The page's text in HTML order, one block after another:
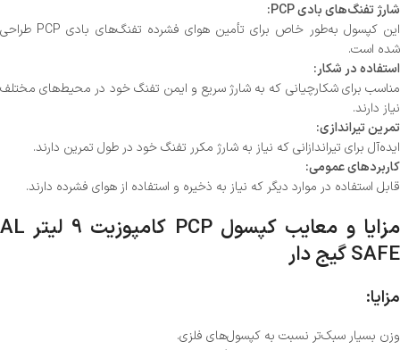
شارژ تفنگ‌های بادی PCP:
این کپسول به‌طور خاص برای تأمین هوای فشرده تفنگ‌های بادی PCP طراحی
شده است.
استفاده در شکار:
مناسب برای شکارچیانی که به شارژ سریع و ایمن تفنگ خود در محیط‌های مختلف
نیاز دارند.
تمرین تیراندازی:
ایده‌آل برای تیراندازانی که نیاز به شارژ مکرر تفنگ خود در طول تمرین دارند.
کاربردهای عمومی:
قابل استفاده در موارد دیگر که نیاز به ذخیره و استفاده از هوای فشرده دارند.
مزایا و معایب کپسول PCP کامپوزیت 9 لیتر AL
SAFE گیج دار
مزایا:
وزن بسیار سبک‌تر نسبت به کپسول‌های فلزی.